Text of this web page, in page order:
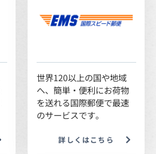
世界120以上の国や地域
へ、簡単・便利にお荷物
を送れる国際郵便で最速
のサービスです。
詳しくはこちら